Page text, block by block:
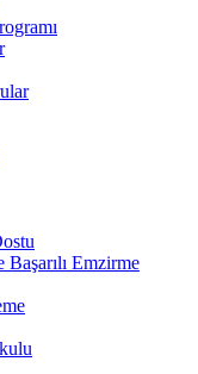
Emzirme